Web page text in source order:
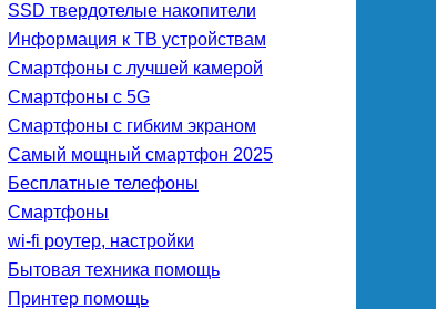
SSD твердотелые накопители
Информация к ТВ устройствам
Смартфоны с лучшей камерой
Смартфоны с 5G
Смартфоны с гибким экраном
Самый мощный смартфон 2025
Бесплатные телефоны
Смартфоны
wi-fi роутер, настройки
Бытовая техника помощь
Принтер помощь